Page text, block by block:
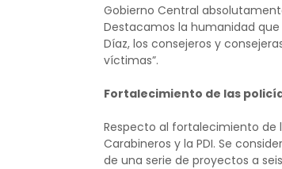
Gobierno Central
Destacamos la humanidad que
Díaz, los consejeros y
víctimas”.
Fortalecimiento de las
Respecto al fortalecimiento de
Carabineros y la PDI. Se
de una serie de proyectos a